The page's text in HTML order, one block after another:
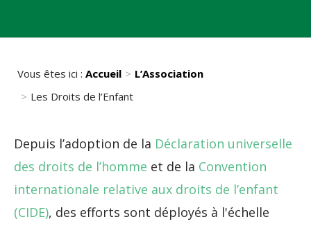
Vous êtes ici : Accueil
L’Association
Les Droits de l’Enfant
Depuis l’adoption de la Déclaration universelle
des droits de l’homme et de la Convention
internationale relative aux droits de l’enfant
(CIDE), des efforts sont déployés à l'échelle